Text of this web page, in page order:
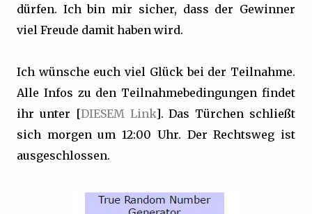
dürfen. Ich bin mir sicher, dass der Gewinner
viel Freude damit haben wird.
Ich wünsche euch viel Glück bei der Teilnahme.
Alle Infos zu den Teilnahmebedingungen findet
ihr unter [DIESEM Link]. Das Türchen schließt
sich morgen um 12:00 Uhr. Der Rechtsweg ist
ausgeschlossen.